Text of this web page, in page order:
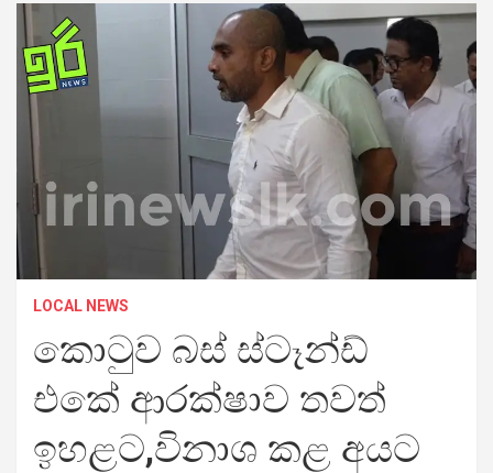
LOCAL NEWS
කොටුව බස් ස්ටෑන්ඩ්
එකේ ආරක්ෂාව තවත්
ඉහළට,විනාශ කළ අයට